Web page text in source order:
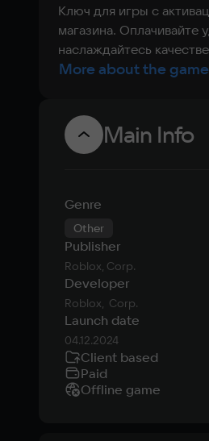
Ключ для игры с
магазина.
наслаждайтесь
More about the game
Main Info
Genre
Other
Publisher
Roblox, Corp.
Developer
Roblox,  Corp.
Launch date
04.12.2024
Client based
Paid
Offline game